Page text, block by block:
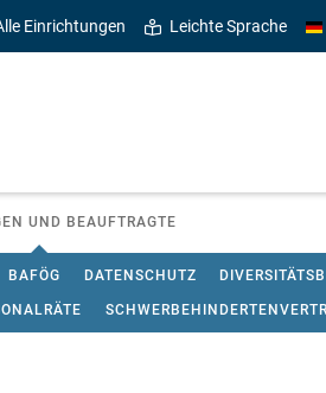
Einrichtungen Leichte Sprache
UND BEAUFTRAGTE
BAFÖG DATENSCHUTZ